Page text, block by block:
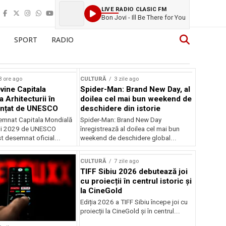
LIVE RADIO CLASIC FM
Bon Jovi - Ill Be There for You
SPORT RADIO
ore ago
Capitala
Arhitecturii în
de UNESCO
Capitala Mondială
2029 de UNESCO
desemnat oficial...
CULTURĂ 3 zile ago
Spider-Man: Brand New Day, al
doilea cel mai bun weekend de
deschidere din istorie
Spider-Man: Brand New Day
înregistrează al doilea cel mai bun
weekend de deschidere global...
CULTURĂ 7 zile ago
TIFF Sibiu 2026 debutează joi
cu proiecții în centrul istoric și
la CineGold
Ediția 2026 a TIFF Sibiu începe joi cu
proiecții la CineGold și în centrul...